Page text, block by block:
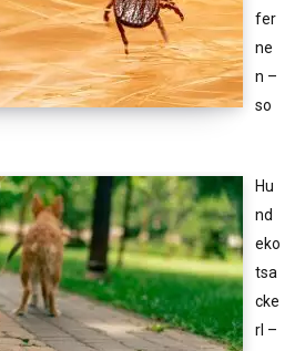
fer
ne
n –
so
Hu
nd
eko
tsa
cke
rl –